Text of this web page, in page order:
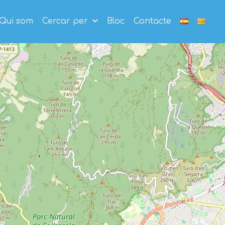
som Cercar per Bloc Contacte